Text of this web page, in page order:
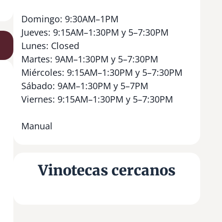
Domingo: 9:30AM–1PM
Jueves: 9:15AM–1:30PM y 5–7:30PM
Lunes: Closed
Martes: 9AM–1:30PM y 5–7:30PM
Miércoles: 9:15AM–1:30PM y 5–7:30PM
Sábado: 9AM–1:30PM y 5–7PM
Viernes: 9:15AM–1:30PM y 5–7:30PM
Manual
Vinotecas cercanos